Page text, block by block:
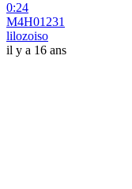
0:24
M4H01231
lilozoiso
il y a 16 ans